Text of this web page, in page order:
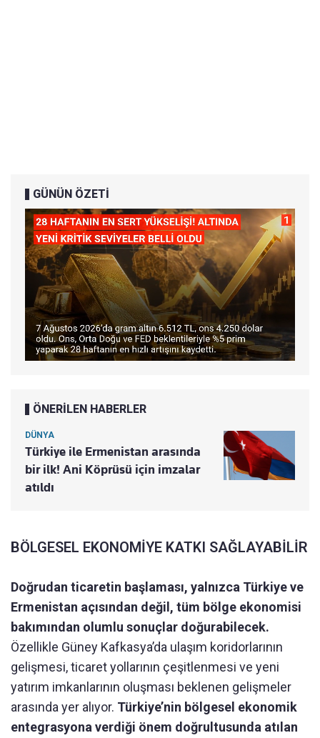
GÜNÜN ÖZETİ
ÖNERİLEN HABERLER
DÜNYA
Türkiye ile Ermenistan arasında
bir ilk! Ani Köprüsü için imzalar
atıldı
BÖLGESEL EKONOMİYE KATKI SAĞLAYABİLİR
Doğrudan ticaretin başlaması, yalnızca Türkiye ve
Ermenistan açısından değil, tüm bölge ekonomisi
bakımından olumlu sonuçlar doğurabilecek.
Özellikle Güney Kafkasya’da ulaşım koridorlarının
gelişmesi, ticaret yollarının çeşitlenmesi ve yeni
yatırım imkanlarının oluşması beklenen gelişmeler
arasında yer alıyor. Türkiye’nin bölgesel ekonomik
entegrasyona verdiği önem doğrultusunda atılan